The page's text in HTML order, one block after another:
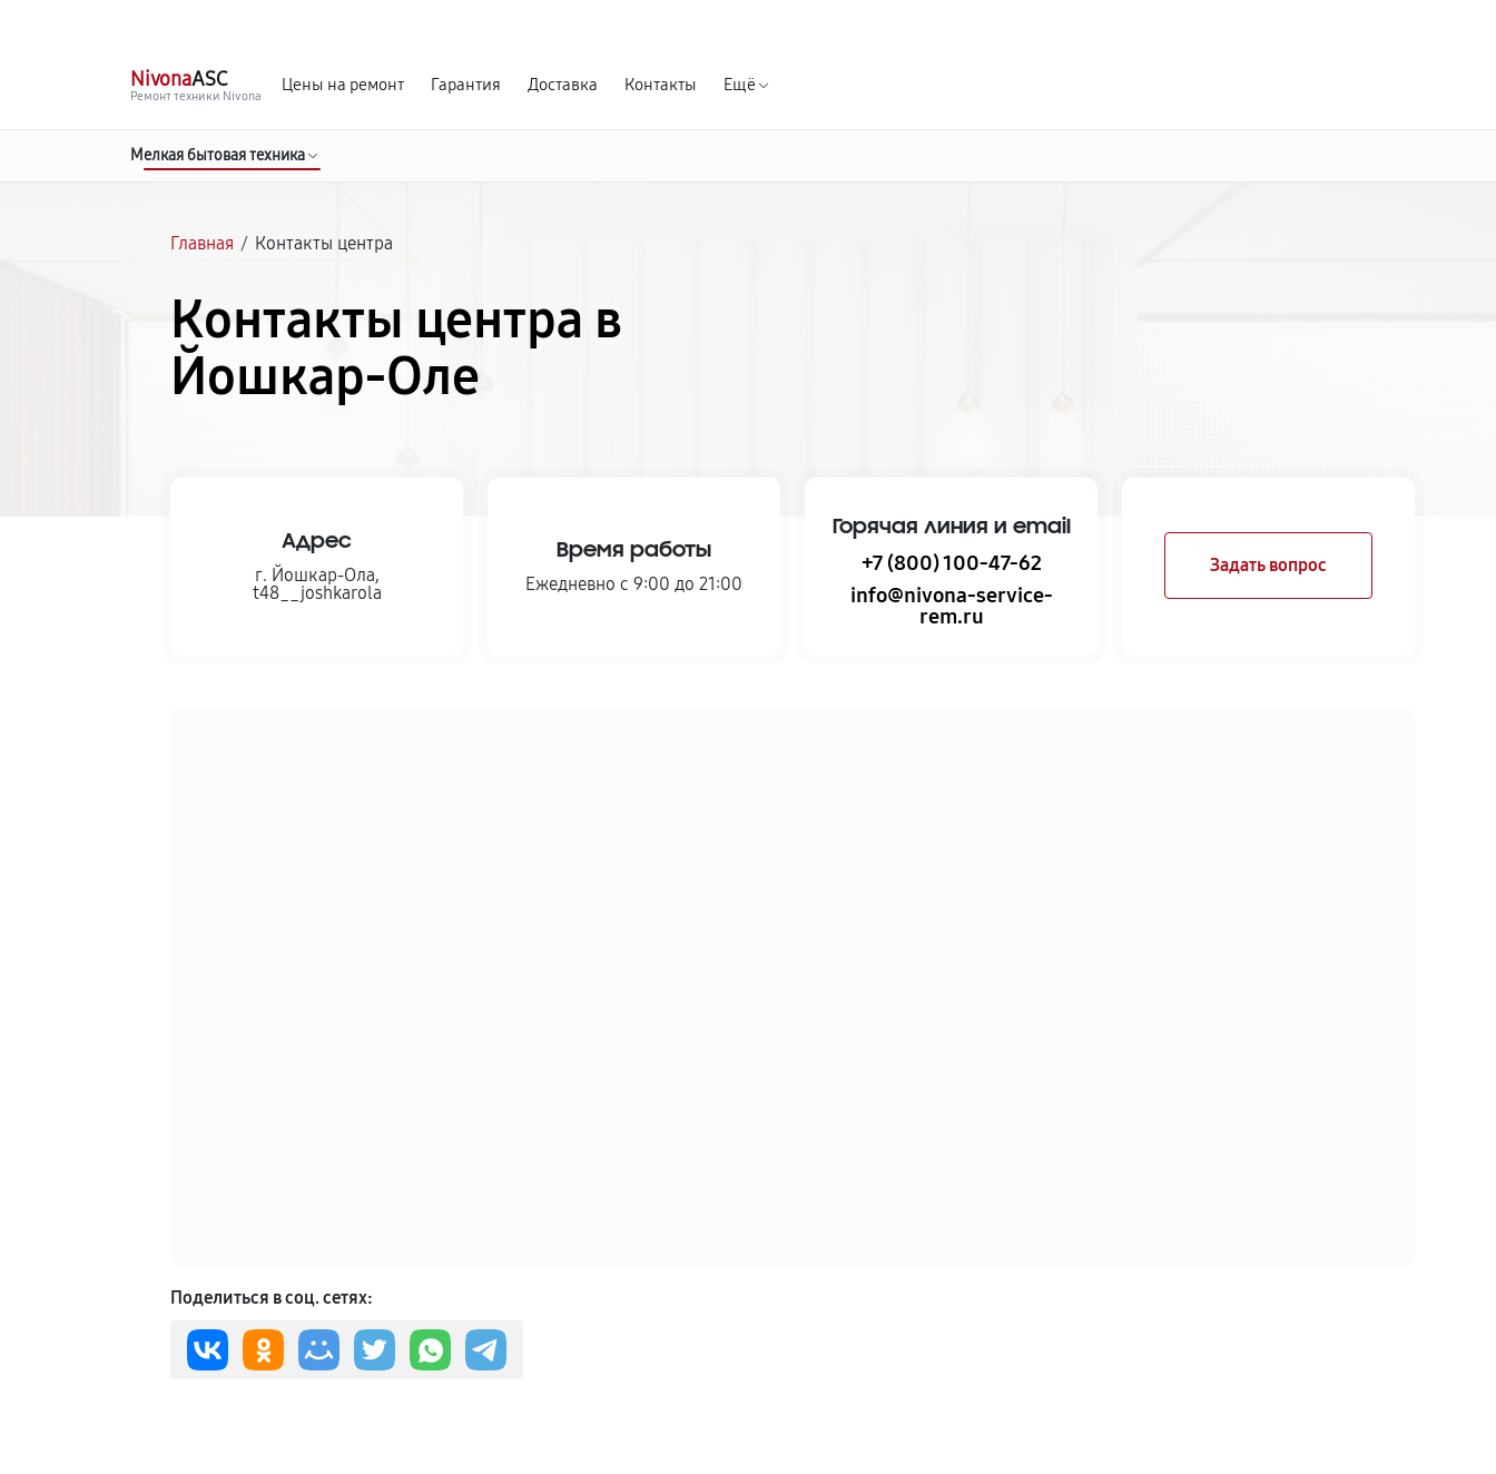
NivonaASC
Ремонт техники Nivona
Цены на ремонт Гарантия Доставка Контакты Ещё
Мелкая бытовая техника
Главная / Контакты центра
Контакты центра в
Йошкар-Оле
Адрес
г. Йошкар-Ола,
t48__joshkarola
Время работы
Ежедневно с 9:00 до 21:00
Горячая линия и email
+7 (800) 100-47-62
info@nivona-service-
rem.ru
Задать вопрос
Поделиться в соц. сетях: